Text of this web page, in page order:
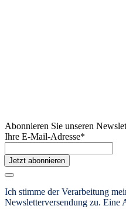
Abonnieren Sie unseren
Ihre E-Mail-Adresse*
Jetzt abonnieren
Ich stimme der Verarbeitung
Newsletterversendung zu. Eine